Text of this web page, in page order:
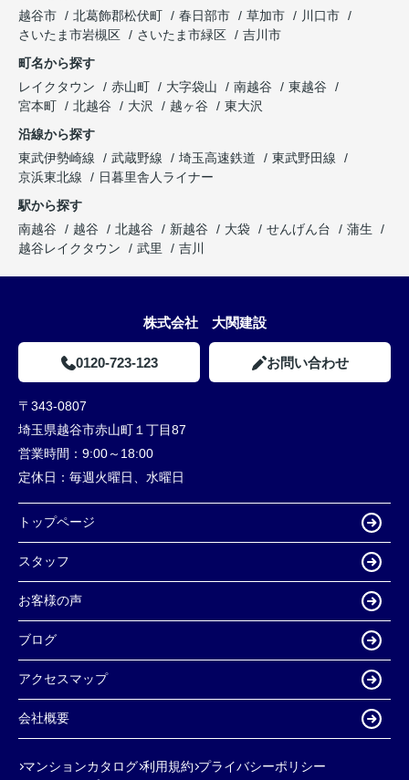
越谷市
北葛飾郡松伏町 春日部市 草加市
川口市
さいたま市岩槻区
さいたま市緑区
吉川市
町名から探す
レイクタウン
赤山町 大字袋山 南越谷
東越谷
宮本町
北越谷 大沢 越ヶ谷
東大沢
沿線から探す
東武伊勢崎線
武蔵野線 埼玉高速鉄道
東武野田線
京浜東北線
日暮里舎人ライナー
駅から探す
南越谷
越谷 北越谷 新越谷 大袋 せんげん台
蒲生
越谷レイクタウン
武里 吉川
株式会社 大関建設
0120-723-123 お問い合わせ
〒343-0807
埼玉県越谷市赤山町１丁目87
営業時間： 9:00～18:00
定休日： 毎週火曜日、水曜日
トップページ
スタッフ
お客様の声
ブログ
アクセスマップ
会社概要
マンションカタログ 利用規約 プライバシーポリシー